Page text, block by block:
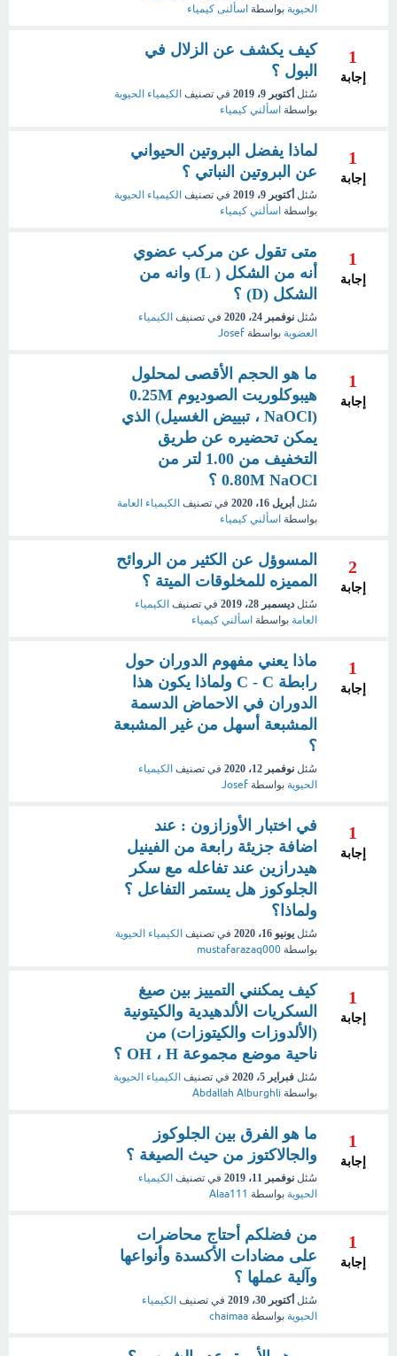
الحيوية بواسطة اسألنى كيمياء
1
إجابة
كيف يكشف عن الزلال في
البول ؟
سُئل أكتوبر 9، 2019 في تصنيف الكيمياء الحيوية
بواسطة اسألني كيمياء
1
إجابة
لماذا يفضل البروتين الحيواني
عن البروتين النباتي ؟
سُئل أكتوبر 9، 2019 في تصنيف الكيمياء الحيوية
بواسطة اسألني كيمياء
1
إجابة
متى تقول عن مركب عضوي
أنه من الشكل ( L) وانه من
الشكل (D) ؟
سُئل نوفمبر 24، 2020 في تصنيف الكيمياء
العضوية بواسطة Josef
1
إجابة
ما هو الحجم الأقصى لمحلول
هيبوكلوريت الصوديوم 0.25M
(NaOCl ، تبييض الغسيل) الذي
يمكن تحضيره عن طريق
التخفيف من 1.00 لتر من
0.80M NaOCl ؟
سُئل أبريل 16، 2020 في تصنيف الكيمياء العامة
بواسطة اسألني كيمياء
2
إجابة
المسوؤل عن الكثير من الروائح
المميزه للمخلوقات الميتة ؟
سُئل ديسمبر 28، 2019 في تصنيف الكيمياء
العامة بواسطة اسألني كيمياء
1
إجابة
ماذا يعني مفهوم الدوران حول
رابطة C - C ولماذا يكون هذا
الدوران في الاحماض الدسمة
المشبعة أسهل من غير المشبعة
؟
سُئل نوفمبر 12، 2020 في تصنيف الكيمياء
الحيوية بواسطة Josef
1
إجابة
في اختبار الأوزازون : عند
اضافة جزيئة رابعة من الفينيل
هيدرازين عند تفاعله مع سكر
الجلوكوز هل يستمر التفاعل ؟
ولماذا؟
سُئل يونيو 16، 2020 في تصنيف الكيمياء الحيوية
بواسطة mustafarazaq000
1
إجابة
كيف يمكنني التمييز بين صيغ
السكريات الألدهيدية والكيتونية
(الألدوزات والكيتوزات) من
ناحية موضع مجموعة OH ، H ؟
سُئل فبراير 5، 2020 في تصنيف الكيمياء الحيوية
بواسطة Abdallah Alburghli
1
إجابة
ما هو الفرق بين الجلوكوز
والجالاكتوز من حيث الصيغة ؟
سُئل نوفمبر 11، 2019 في تصنيف الكيمياء
الحيوية بواسطة Alaa111
1
إجابة
من فضلكم أحتاج محاضرات
على مضادات الأكسدة وأنواعها
وآلية عملها ؟
سُئل أكتوبر 30، 2019 في تصنيف الكيمياء
الحيوية بواسطة chaimaa